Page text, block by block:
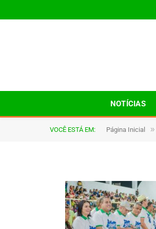
NOTÍCIAS
VOCÊ ESTÁ EM: Página Inicial »